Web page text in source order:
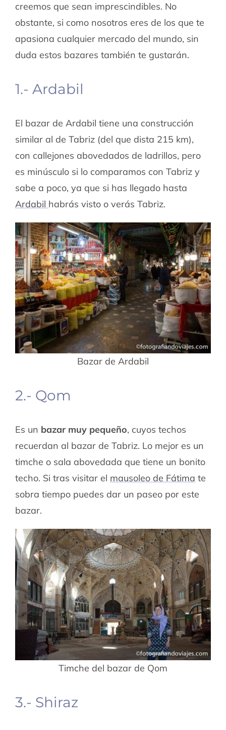
creemos que sean imprescindibles. No
obstante, si como nosotros eres de los que te
apasiona cualquier mercado del mundo, sin
duda estos bazares también te gustarán.
1.- Ardabil
El bazar de Ardabil tiene una construcción
similar al de Tabriz (del que dista 215 km),
con callejones abovedados de ladrillos, pero
es minúsculo si lo comparamos con Tabriz y
sabe a poco, ya que si has llegado hasta
Ardabil habrás visto o verás Tabriz.
Bazar de Ardabil
2.- Qom
Es un bazar muy pequeño, cuyos techos
recuerdan al bazar de Tabriz. Lo mejor es un
timche o sala abovedada que tiene un bonito
techo. Si tras visitar el mausoleo de Fátima te
sobra tiempo puedes dar un paseo por este
bazar.
Timche del bazar de Qom
3.- Shiraz